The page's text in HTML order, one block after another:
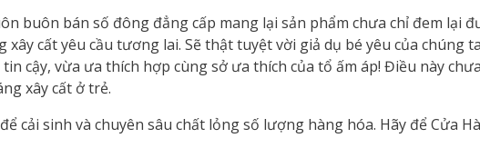
buôn bán số đông đẳng cấp mang lại sản phẩm chưa chỉ đem lại
cất yêu cầu tương lai. Sẽ thật tuyệt vời giả dụ bé yêu của chúng
cậy, vừa ưa thích hợp cùng sở ưa thích của tổ ấm áp! Điều này
xây cất ở trẻ.
cải sinh và chuyên sâu chất lỏng số lượng hàng hóa. Hãy để Cửa